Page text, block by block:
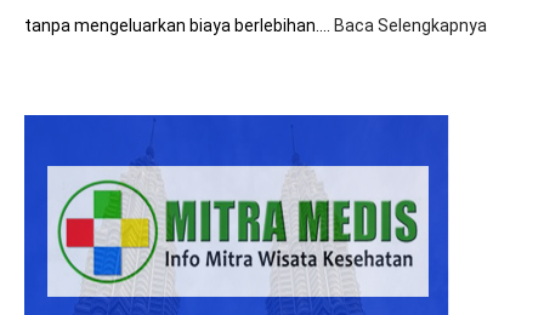
tanpa mengeluarkan biaya berlebihan.…
Baca Selengkapnya